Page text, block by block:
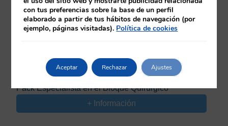
Pack Especialista en el Bloque Quirúrgico
+ Información
con tus preferencias sobre la base de un perfil
elaborado a partir de tus hábitos de navegación (por
ejemplo, páginas visitadas). Política de cookies
Aceptar Rechazar Ajustes